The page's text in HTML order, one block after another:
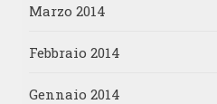
Marzo 2014
Febbraio 2014
Gennaio 2014